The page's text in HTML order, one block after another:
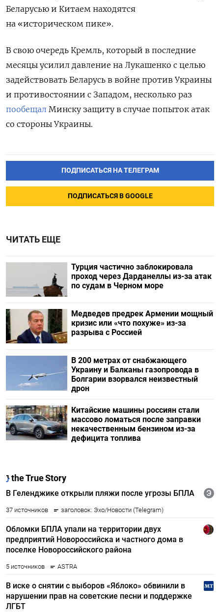
Беларусью и Китаем находятся
на «историческом пике».
В свою очередь Кремль, который в последние
месяцы усилил давление на Лукашенко с целью
задействовать Беларусь в войне против Украины
и противостоянии с Западом, несколько раз
пообещал Минску защиту в случае попыток атак
со стороны Украины.
ПОДПИСАТЬСЯ НА ТЕЛЕГРАМ
ПОДПИСАТЬСЯ В GOOGLE
ЧИТАТЬ ЕЩЕ
Турция частично заблокировала
проход через Дарданеллы из-за атак
по судам в Черном море
Медведев предрек Армении мощный
кризис или «что похуже» из-за
разрыва с Россией
В 200 метрах от снабжающего
Украину и Балканы газопровода в
Болгарии взорвался неизвестный
дрон
Китайские машины россиян стали
массово ломаться после заправки
некачественным бензином из-за
дефицита топлива